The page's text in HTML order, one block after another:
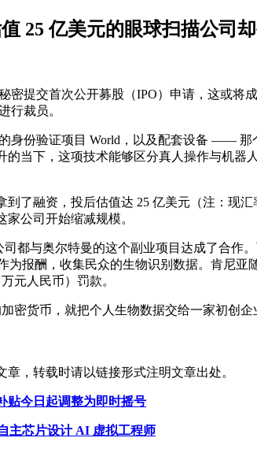
25 亿美元的眼球扫描公司
密提交首次公开募股（IPO）申请，这或将
行裁员。
身份验证项目 World，以及配套设备 ——
当下，这项技术能够区分真人操作与机
了融资，投后估值达 25 亿美元（注：现
公司开始缩减规模。
司都与奥尔特曼的这个副业项目达成了合
为报酬，收集民众的生物识别数据。肯尼
元人民币）罚款。
密货币，就把个人生物数据交给一家初创企
，转载时请以链接形式注明文章出处。
贴今日起调整为即时摇号
主芯片设计 AI 虚拟工程师